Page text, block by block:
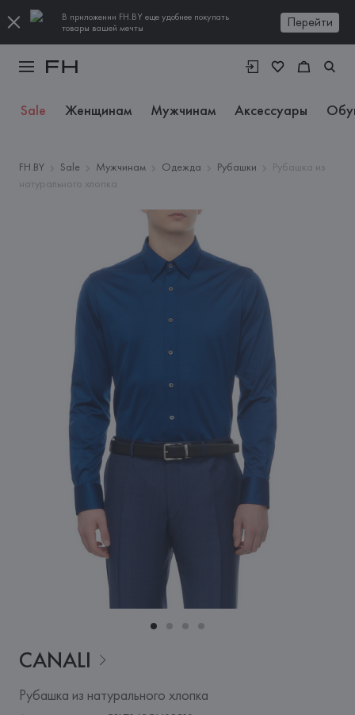
В приложении FH.BY еще удобнее покупать
товары вашей мечты
Перейти
Sale Женщинам Мужчинам Аксессуары
FH.BY Sale Мужчинам Одежда Рубашки
Рубашка из
натурального хлопка
CANALI
Рубашка из натурального хлопка